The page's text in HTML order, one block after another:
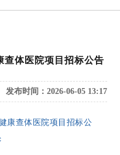
查体医院项目招标公告
发布时间：2026-06-05 13:17
康查体医院项目招标公